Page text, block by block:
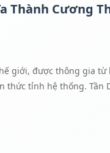
Thành Cương
giới, được thông gia
tỉnh hệ thống. Tần